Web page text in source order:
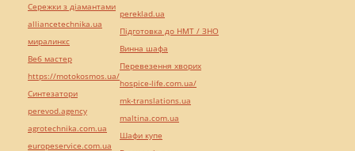
Сережки з діамантами
alliancetechnika.ua
миралинкс
Веб мастер
https://motokosmos.ua/
Синтезатори
perevod.agency
agrotechnika.com.ua
europeservice.com.ua
pereklad.ua
Підготовка до НМТ / ЗНО
Винна шафа
Перевезення хворих
hospice-life.com.ua/
mk-translations.ua
maltina.com.ua
Шафи купе